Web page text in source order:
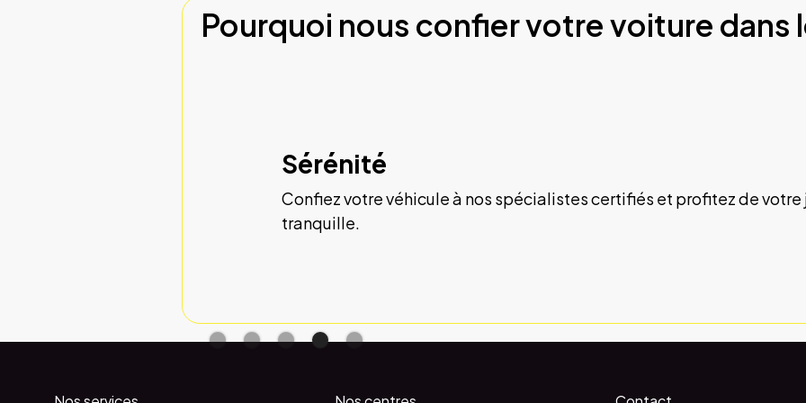
Pourquoi nous confier votre voiture dans
Sérénité
Confiez votre véhicule à nos spécialistes certifiés et profitez de votre
tranquille.
Slide 4 of 5.